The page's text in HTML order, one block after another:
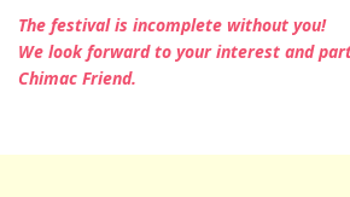
The festival is incomplete without you!
We look forward to your interest and
Chimac Friend.